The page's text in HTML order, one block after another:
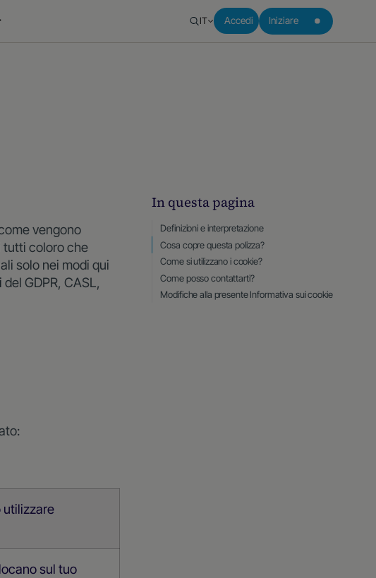
IT Accedi Iniziare
vengono
tutti coloro che
solo nei modi qui
GDPR, CASL,
utilizzare
sul tuo
In questa pagina
Definizioni e interpretazione
Cosa copre questa polizza?
Come si utilizzano i cookie?
Come posso contattarti?
Modifiche alla presente Informativa sui cookie